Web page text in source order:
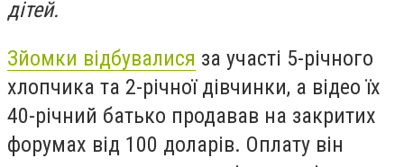
дітей.
Зйомки відбувалися за участі 5-річного
хлопчика та 2-річної дівчинки, а відео їх
40-річний батько продавав на закритих
форумах від 100 доларів. Оплату він